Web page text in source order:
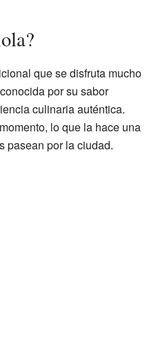
que se disfruta mucho
por su sabor
culinaria auténtica.
lo que la hace una
pasean por la ciudad.